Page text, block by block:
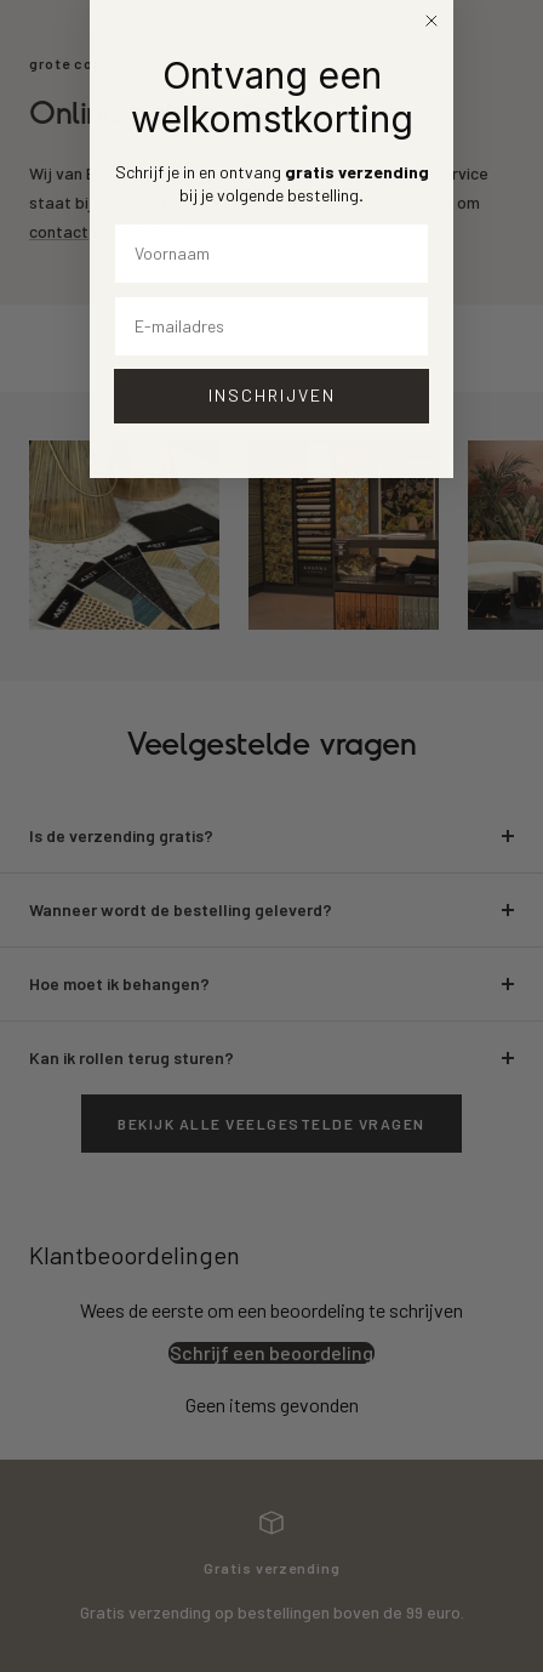
grote collectie
Online behang kopen
Wij van Behang.nl leveren de mooiste behang merken. Service
staat bij ons voorrop. Heeft u een vraag? Aarzel dan niet om
contact
Veelgestelde vragen
Is de verzending gratis?
Wanneer wordt de bestelling geleverd?
Hoe moet ik behangen?
Kan ik rollen terug sturen?
BEKIJK ALLE VEELGESTELDE VRAGEN
Klantbeoordelingen
Wees de eerste om een beoordeling te schrijven
Schrijf een beoordeling
Geen items gevonden
Gratis verzending
Gratis verzending op bestellingen boven de 99 euro.
Ontvang een
welkomstkorting
Schrijf je in en ontvang gratis verzending
bij je volgende bestelling.
INSCHRIJVEN